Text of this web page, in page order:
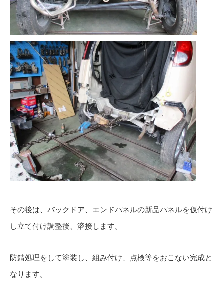
その後は、バックドア、エンドパネルの新品パネルを仮付け
し立て付け調整後、溶接します。
防錆処理をして塗装し、組み付け、点検等をおこない完成と
なります。